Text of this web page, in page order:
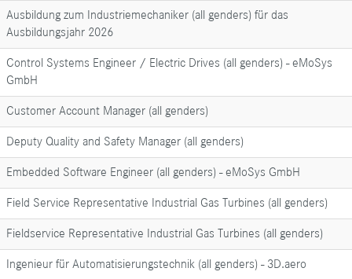
Ausbildung zum Industriemechaniker (all genders) für das
Ausbildungsjahr 2026
Control Systems Engineer / Electric Drives (all genders) - eMoSys
GmbH
Customer Account Manager (all genders)
Deputy Quality and Safety Manager (all genders)
Embedded Software Engineer (all genders) - eMoSys GmbH
Field Service Representative Industrial Gas Turbines (all genders)
Fieldservice Representative Industrial Gas Turbines (all genders)
Ingenieur für Automatisierungstechnik (all genders) - 3D.aero